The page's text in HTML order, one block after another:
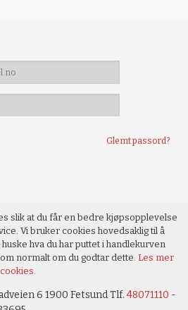
Glemt passord?
slik at du får en bedre kjøpsopplevelse
Vi bruker cookies hovedsaklig til å
hva du har puttet i handlekurven
normalt om du godtar dette.Les mer
6 1900 Fetsund Tlf.48071110 -